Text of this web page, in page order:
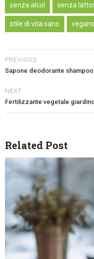
senza alcol senza
stile di vita sano vegano
PREVIOUS
Sapone deodorante
NEXT
Fertilizzante vegetale
Related Post